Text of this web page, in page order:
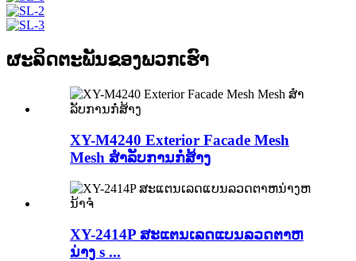
ຜະລິດຕະພັນຂອງພວກເຮົາ
XY-M4240 Exterior Facade Mesh
Mesh ສໍາລັບການກໍ່ສ້າງ
XY-2414P ສະແຕນເລດແບນລວດຕາຫ
ນ່າງ s ...